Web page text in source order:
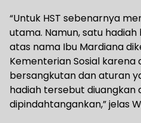
“Untuk HST sebenarnya
utama. Namun, satu
atas nama Ibu Mardiana
Kementerian Sosial
bersangkutan dan aturan
hadiah tersebut diuangkan
dipindahtangankan,” jelas